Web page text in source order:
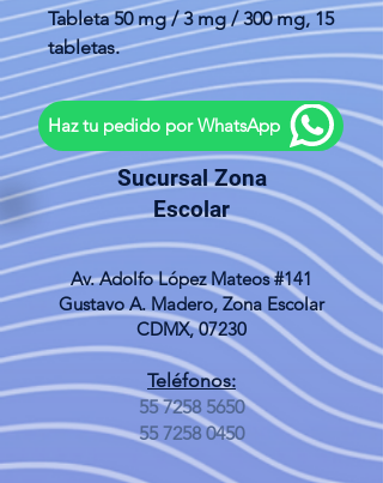
Tableta 50 mg / 3 mg / 300 mg, 15
tabletas.
Haz tu pedido por WhatsApp
Sucursal Zona
Escolar
Av. Adolfo López Mateos #141
Gustavo A. Madero, Zona Escolar
CDMX, 07230
Teléfonos:
55 7258 5650
55 7258 0450